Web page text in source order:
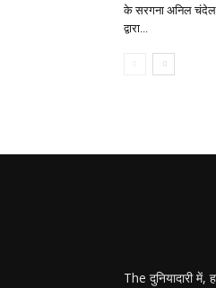
के सरगना अनिल
द्वारा...
The दुनियादारी